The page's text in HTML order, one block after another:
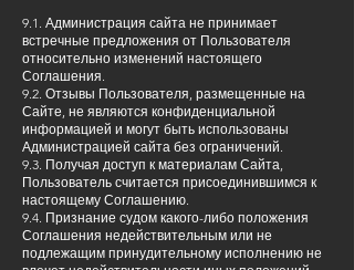
9.1. Администрация сайта не принимает
встречные предложения от Пользователя
относительно изменений настоящего
Соглашения.
9.2. Отзывы Пользователя, размещенные на
Сайте, не являются конфиденциальной
информацией и могут быть использованы
Администрацией сайта без ограничений.
9.3. Получая доступ к материалам Сайта,
Пользователь считается присоединившимся к
настоящему Соглашению.
9.4. Признание судом какого-либо положения
Соглашения недействительным или не
подлежащим принудительному исполнению не